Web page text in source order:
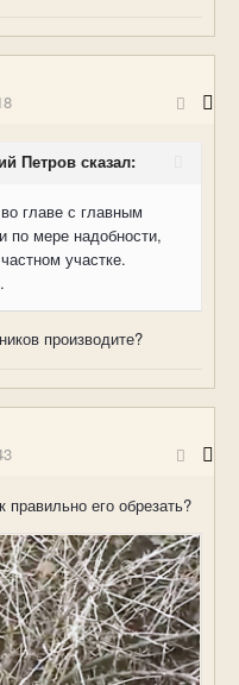
Петров сказал:
главе с главным
по мере надобности,
участке.
производите?
его обрезать?